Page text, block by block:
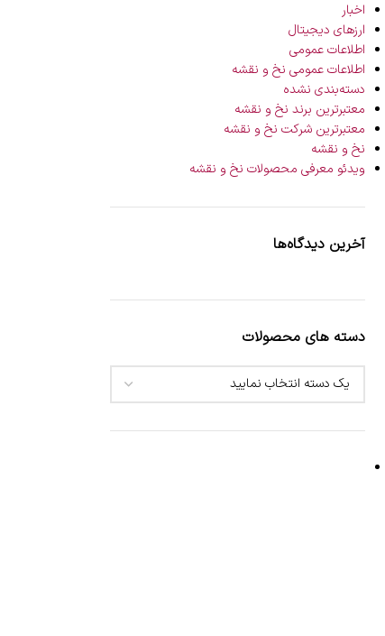
اخبار
ارزهای دیجیتال
اطلاعات عمومی
اطلاعات عمومی نخ و نقشه
دسته‌بندی نشده
معتبرترین برند نخ و نقشه
معتبرترین شرکت نخ و نقشه
نخ و نقشه
ویدئو معرفی محصولات نخ و نقشه
آخرین دیدگاه‌ها
دسته های محصولات